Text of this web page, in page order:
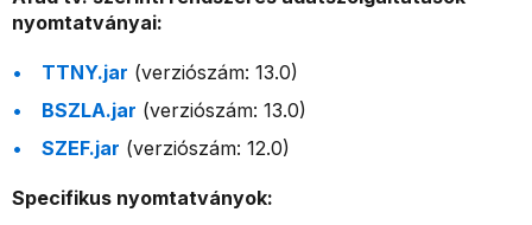
nyomtatványai:
TTNY.jar (verziószám: 13.0)
BSZLA.jar (verziószám: 13.0)
SZEF.jar (verziószám: 12.0)
Specifikus nyomtatványok: